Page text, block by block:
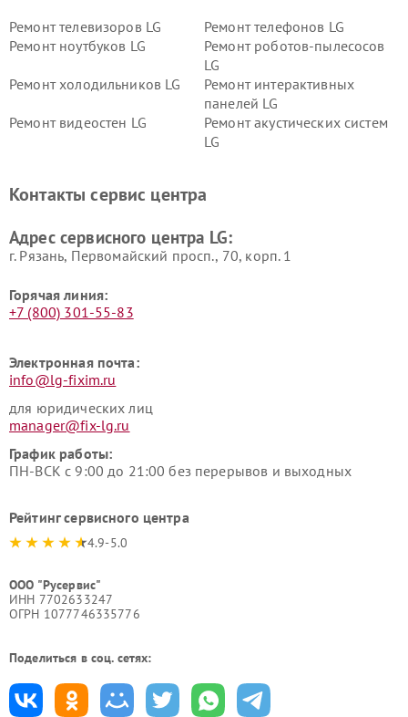
Ремонт телевизоров LG
Ремонт телефонов LG
Ремонт ноутбуков LG
Ремонт роботов-пылесосов
LG
Ремонт холодильников LG
Ремонт интерактивных
панелей LG
Ремонт видеостен LG
Ремонт акустических систем
LG
Ремонт морозильных камер
Ремонт вертикальных
Контакты сервис центра
Адрес сервисного центра LG:
г. Рязань, Первомайский просп., 70, корп. 1
Горячая линия:
+7 (800) 301-55-83
Электронная почта:
info@lg-fixim.ru
для юридических лиц
manager@fix-lg.ru
График работы:
ПН-ВСК с 9:00 до 21:00 без перерывов и выходных
Рейтинг сервисного центра
4.9-5.0
ООО "Русервис"
ИНН 7702633247
ОГРН 1077746335776
Поделиться в соц. сетях: